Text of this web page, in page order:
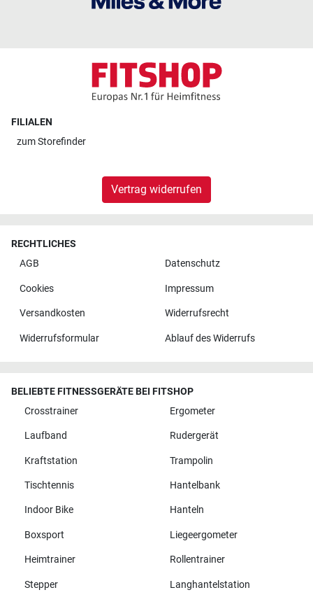
FILIALEN
zumStorefinder
Vertrag widerrufen
RECHTLICHES
AGB
Datenschutz
Cookies Impressum
Versandkosten Widerrufsrecht
Widerrufsformular Ablauf des Widerrufs
BELIEBTE FITNESSGERÄTE BEI FITSHOP
Crosstrainer
Ergometer
Laufband Rudergerät
Kraftstation Trampolin
Tischtennis Hantelbank
Indoor Bike Hanteln
Boxsport Liegeergometer
Heimtrainer Rollentrainer
Stepper Langhantelstation